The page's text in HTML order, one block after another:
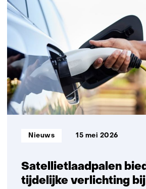
op
duurzame
energie
financieel
haalbaar
Satellietlaadpalen
tijdelijke verlichting bij
Informatietype:
Nieuws 15 mei 2026